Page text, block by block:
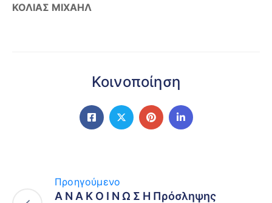
ΚΟΛΙΑΣ ΜΙΧΑΗΛ
Κοινοποίηση
Προηγούμενο
Α Ν Α Κ Ο Ι Ν Ω Σ Η Πρόσληψης